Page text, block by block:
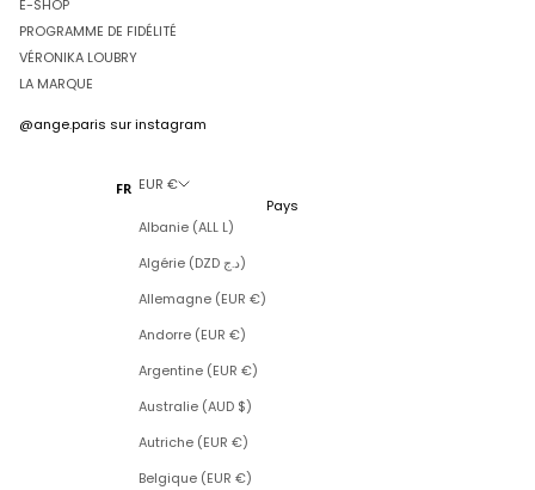
E-SHOP
PROGRAMME DE FIDÉLITÉ
VÉRONIKA LOUBRY
LA MARQUE
@ange.paris sur instagram
FR EUR €
Pays
Albanie (ALL L)
Algérie (DZD د.ج)
Allemagne (EUR €)
Andorre (EUR €)
Argentine (EUR €)
Australie (AUD $)
Autriche (EUR €)
Belgique (EUR €)